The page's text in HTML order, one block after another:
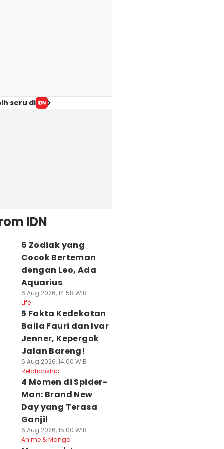
seru di
IDN
6 Zodiak yang
Cocok Berteman
dengan Leo, Ada
Aquarius
6 Aug 2026, 14:58 WIB
Life
5 Fakta Kedekatan
Baila Fauri dan Ivar
Jenner, Kepergok
Jalan Bareng!
6 Aug 2026, 14:00 WIB
Relationship
4 Momen di Spider-
Man: Brand New
Day yang Terasa
Ganjil
6 Aug 2026, 15:00 WIB
Anime & Manga